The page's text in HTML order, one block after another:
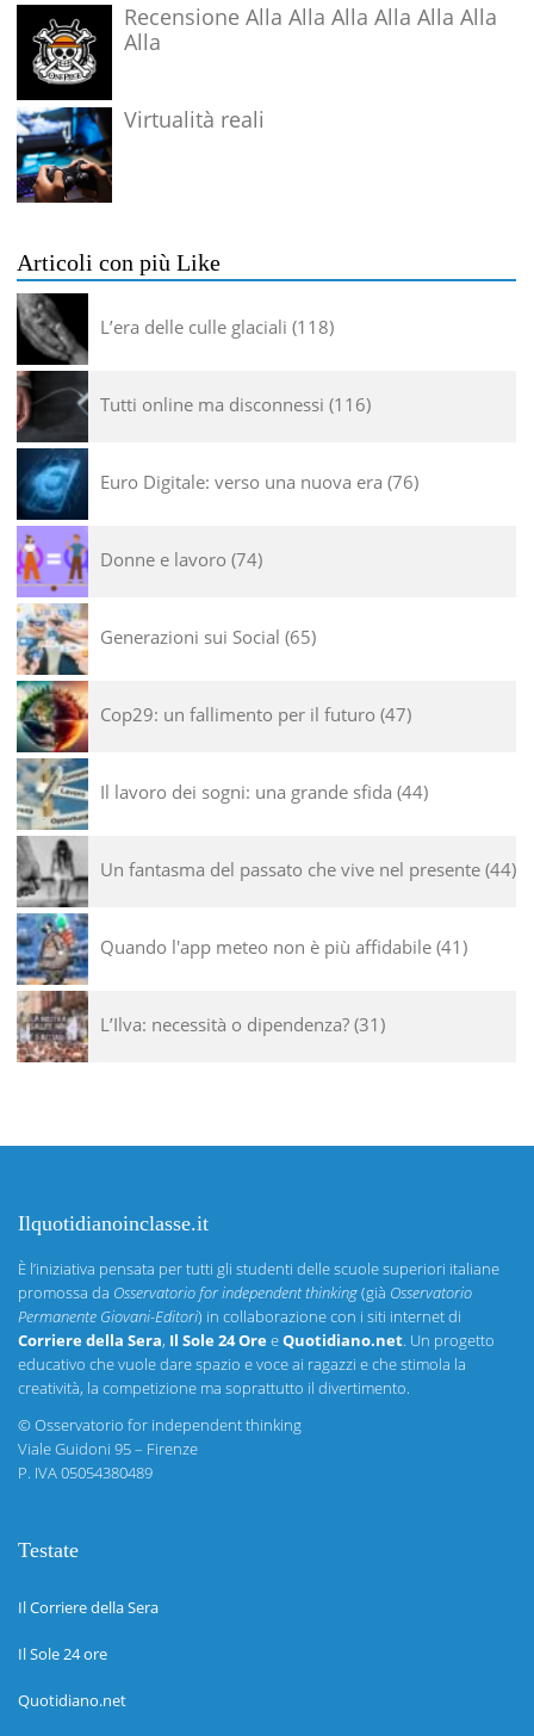
Recensione Alla Alla Alla Alla Alla Alla
Alla
Virtualità reali
Articoli con più Like
L’era delle culle glaciali 118
Tutti online ma disconnessi 116
Euro Digitale: verso una nuova era 76
Donne e lavoro 74
Generazioni sui Social 65
Cop29: un fallimento per il futuro 47
Il lavoro dei sogni: una grande sfida 44
Un fantasma del passato che vive nel presente 44
Quando l'app meteo non è più affidabile 41
L’Ilva: necessità o dipendenza? 31
Ilquotidianoinclasse.it
È l’iniziativa pensata per tutti gli studenti delle scuole superiori italiane
promossa da Osservatorio for independent thinking(già Osservatorio
Permanente Giovani-Editori) in collaborazione con i siti internet di
Corriere della Sera, Il Sole 24 OreeQuotidiano.net. Un progetto
educativo che vuole dare spazio e voce ai ragazzi e che stimola la
creatività, la competizione ma soprattutto il divertimento.
©Osservatorio for independent thinking
Viale Guidoni 95 – Firenze
P. IVA 05054380489
Testate
Il Corriere della Sera
Il Sole 24 ore
Quotidiano.net